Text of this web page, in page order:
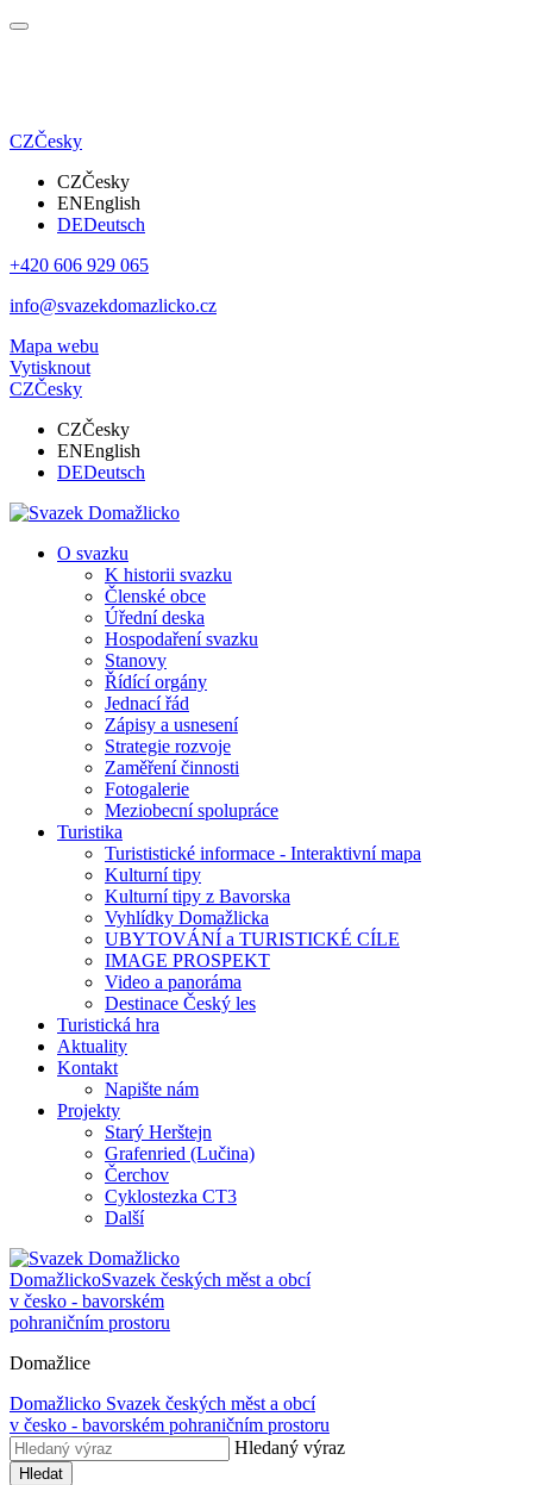
CZČesky
CZČesky
ENEnglish
DEDeutsch
+420 606 929 065
info@svazekdomazlicko.cz
Mapa webu
Vytisknout
CZČesky
CZČesky
ENEnglish
DEDeutsch
O svazku
K historii svazku
Členské obce
Úřední deska
Hospodaření svazku
Stanovy
Řídící orgány
Jednací řád
Zápisy a usnesení
Strategie rozvoje
Zaměření činnosti
Fotogalerie
Meziobecní spolupráce
Turistika
Turististické informace - Interaktivní mapa
Kulturní tipy
Kulturní tipy z Bavorska
Vyhlídky Domažlicka
UBYTOVÁNÍ a TURISTICKÉ CÍLE
IMAGE PROSPEKT
Video a panoráma
Destinace Český les
Turistická hra
Aktuality
Kontakt
Napište nám
Projekty
Starý Herštejn
Grafenried (Lučina)
Čerchov
Cyklostezka CT3
Další
DomažlickoSvazek českých měst a obcí
v česko - bavorském
pohraničním prostoru
Domažlice
Domažlicko Svazek českých měst a obcí
v česko - bavorském pohraničním prostoru
Hledaný výraz
Hledat